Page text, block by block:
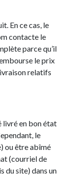
En ce cas, le
contacte le
parce qu’il
le prix
relatifs
livré en bon état
le
ou être abîmé
(courriel de
du site) dans un